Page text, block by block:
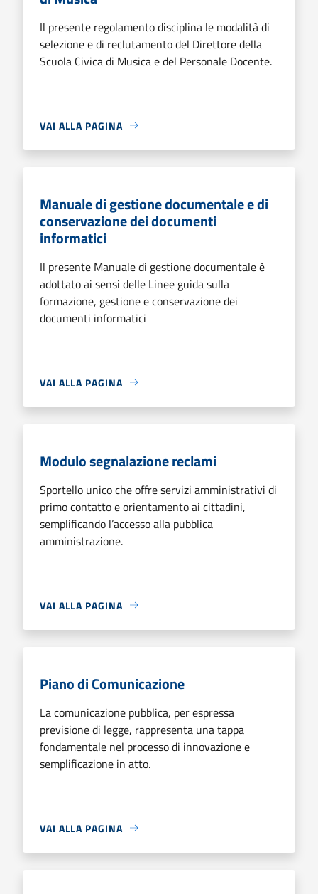
Il presente regolamento disciplina le modalità di
selezione e di reclutamento del Direttore della
Scuola Civica di Musica e del Personale Docente.
VAI ALLA PAGINA
Manuale di gestione documentale e di
conservazione dei documenti
informatici
Il presente Manuale di gestione documentale è
adottato ai sensi delle Linee guida sulla
formazione, gestione e conservazione dei
documenti informatici
VAI ALLA PAGINA
Modulo segnalazione reclami
Sportello unico che offre servizi amministrativi di
primo contatto e orientamento ai cittadini,
semplificando l’accesso alla pubblica
amministrazione.
VAI ALLA PAGINA
Piano di Comunicazione
La comunicazione pubblica, per espressa
previsione di legge, rappresenta una tappa
fondamentale nel processo di innovazione e
semplificazione in atto.
VAI ALLA PAGINA